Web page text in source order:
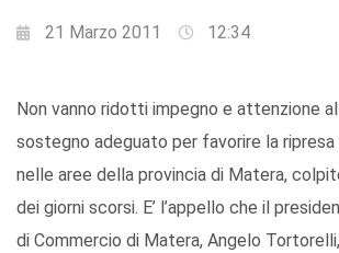
21 Marzo 2011 12:34
Non vanno ridotti impegno e attenzione
sostegno adeguato per favorire la ripresa
nelle aree della provincia di Matera,
dei giorni scorsi. E’ l’appello che il
di Commercio di Matera, Angelo